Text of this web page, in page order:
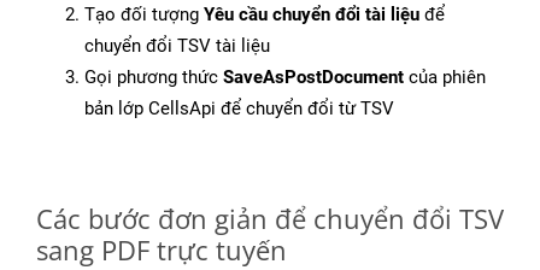
Tạo đối tượng Yêu cầu chuyển đổi tài liệu để
chuyển đổi TSV tài liệu
Gọi phương thức SaveAsPostDocument của phiên
bản lớp CellsApi để chuyển đổi từ TSV
Các bước đơn giản để chuyển đổi TSV
sang PDF trực tuyến